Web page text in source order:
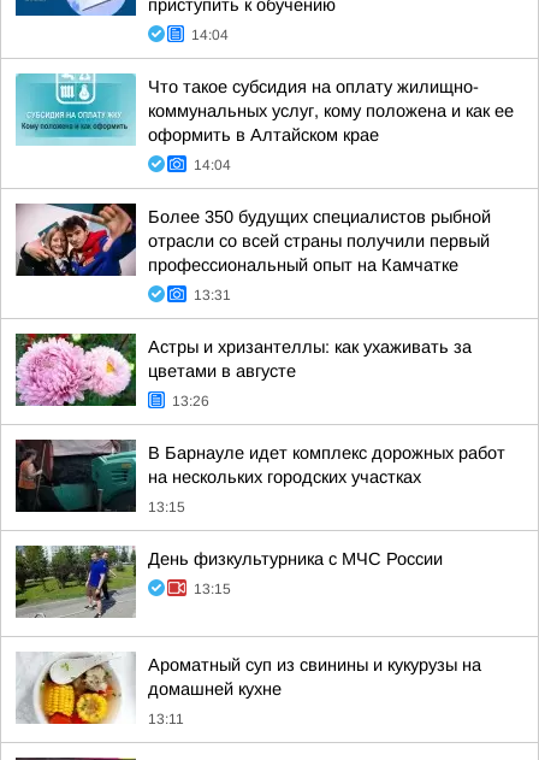
приступить к обучению
14:04
Что такое субсидия на оплату жилищно-
коммунальных услуг, кому положена и как ее
оформить в Алтайском крае
14:04
Более 350 будущих специалистов рыбной
отрасли со всей страны получили первый
профессиональный опыт на Камчатке
13:31
Астры и хризантеллы: как ухаживать за
цветами в августе
13:26
В Барнауле идет комплекс дорожных работ
на нескольких городских участках
13:15
День физкультурника с МЧС России
13:15
Ароматный суп из свинины и кукурузы на
домашней кухне
13:11